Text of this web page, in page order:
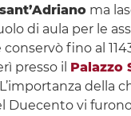
sant’Adrianoma
di aula per le
fino al
presso il Palazzo
della
Duecento vi